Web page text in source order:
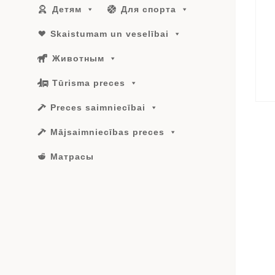
Детям Для спорта
Skaistumam un veselībai
Животным
Tūrisma preces
Preces saimniecībai
Mājsaimniecības preces
Матрасы